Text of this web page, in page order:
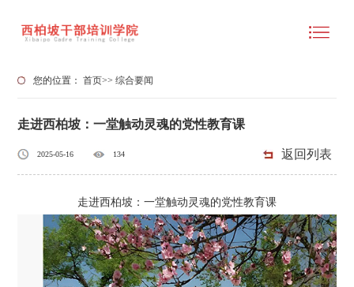
您的位置：首页>>综合要闻
走进西柏坡：一堂触动灵魂的党性教育课
2025-05-16 134 返回列表
走进西柏坡：一堂触动灵魂的党性教育课